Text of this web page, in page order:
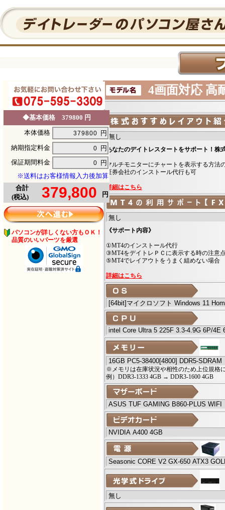
◆基本価格 379800 円
本体価格
円
納期指定料金
円
保証期間料金
円
※送料はお客様情報入力後加算
合計
(税込)
円
パソコンが詳しくない方もＯＫ！
品質のいいパーツを厳選
4画面対応 高
あなたのデイトレスタートをサポート！株
マルチモニターにチャートを表示する方法
証券会社のインストール代行も可
詳細はこちら
《サポート内容》
①MT4のインストール代行
③MT4をデイトレＰＣに表示する時
⑤MT4でレイアウトをうまく組めない場合
詳細はこちら
※メモリは在庫状況や相性のため上位規格
例）DDR3-1333 4GB → DDR3-1600 4GB